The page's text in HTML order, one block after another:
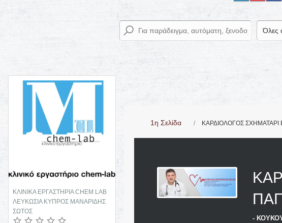
ΚΛΙΝΙΚΑ ΕΡΓΑΣΤΗΡΙΑ CHEM LAB
ΛΕΥΚΩΣΙΑ ΚΥΠΡΟΣ ΜΑΝΑΡΙΔΗΣ
ΣΩΤΟΣ
ΧΕΙΡΟΠΡΑΚΤΙΚΟΣ ΣΠΟΝΔΥΛΙΚΗΣ
ΚΛΙΝΙΚΑ
ΛΕΥΚΩΣΙΑ
1η Σελίδα ΚΑΡΔΙΟΛΟΓΟΣ
-